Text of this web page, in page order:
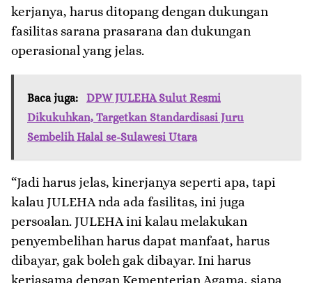
kerjanya, harus ditopang dengan dukungan
fasilitas sarana prasarana dan dukungan
operasional yang jelas.
Baca juga:
DPW JULEHA Sulut Resmi
Dikukuhkan, Targetkan Standardisasi Juru
Sembelih Halal se-Sulawesi Utara
“Jadi harus jelas, kinerjanya seperti apa, tapi
kalau JULEHA nda ada fasilitas, ini juga
persoalan. JULEHA ini kalau melakukan
penyembelihan harus dapat manfaat, harus
dibayar, gak boleh gak dibayar. Ini harus
kerjasama dengan Kementerian Agama, siapa